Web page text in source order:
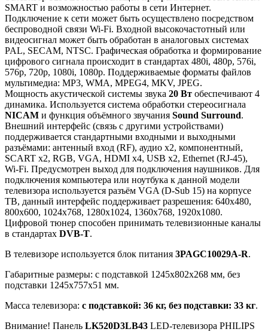
SMART и возможностью работы в сети Интернет.
Подключение к сети может быть осуществлено посредством
беспроводной связи Wi-Fi. Входной высокочастотный или
видеосигнал может быть обработан в аналоговых системах
PAL, SECAM, NTSC. Графическая обработка и формирование
цифрового сигнала происходит в стандартах 480i, 480p, 576i,
576p, 720p, 1080i, 1080p. Поддерживаемые форматы файлов
мультимедиа: MP3, WMA, MPEG4, MKV, JPEG.
Мощность акустической системы звука 20 Вт обеспечивают 4
динамика. Используется система обработки стереосигнала
NICAM и функция объёмного звучания Sound Surround.
Внешний интерфейс (связь с другими устройствами)
поддерживается стандартными входными и выходными
разъёмами: антенный вход (RF), аудио x2, компонентный,
SCART x2, RGB, VGA, HDMI x4, USB x2, Ethernet (RJ-45),
Wi-Fi. Предусмотрен выход для подключения наушников. Для
подключения компьютера или ноутбука к данной модели
телевизора используется разъём VGA (D-Sub 15) на корпусе
ТВ, данный интерфейс поддерживает разрешения: 640x480,
800x600, 1024x768, 1280x1024, 1360x768, 1920x1080.
Цифровой тюнер способен принимать телевизионные каналы
в стандартах DVB-T.
В телевизоре используется блок питания 3PAGC10029A-R.
Габаритные размеры: с подставкой 1245x802x268 мм, без
подставки 1245x757x51 мм.
Масса телевизора: с подставкой: 36 кг, без подставки: 33 кг.
Внимание! Панель LK520D3LB43 LED-телевизора PHILIPS